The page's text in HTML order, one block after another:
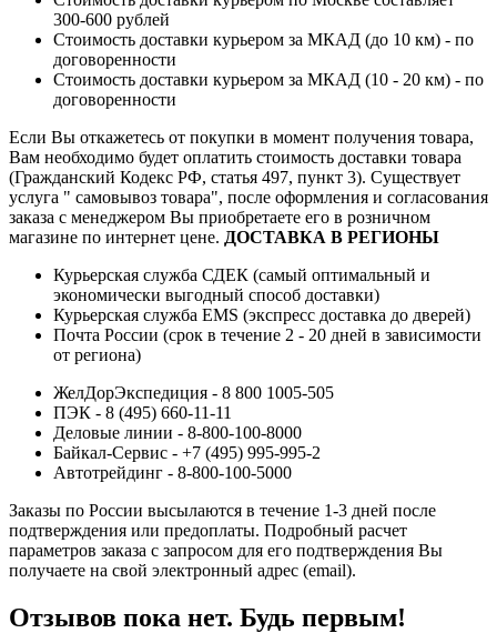
300-600 рублей
Стоимость доставки курьером за МКАД (до 10 км) - по
договоренности
Стоимость доставки курьером за МКАД (10 - 20 км) - по
договоренности
Если Вы откажетесь от покупки в момент получения товара,
Вам необходимо будет оплатить стоимость доставки товара
(Гражданский Кодекс РФ, статья 497, пункт 3). Существует
услуга " самовывоз товара", после оформления и согласования
заказа с менеджером Вы приобретаете его в розничном
магазине по интернет цене. ДОСТАВКА В РЕГИОНЫ
Курьерская служба СДЕК (самый оптимальный и
экономически выгодный способ доставки)
Курьерская служба EMS (экспресс доставка до дверей)
Почта России (срок в течение 2 - 20 дней в зависимости
от региона)
ЖелДорЭкспедиция - 8 800 1005-505
ПЭК - 8 (495) 660-11-11
Деловые линии - 8-800-100-8000
Байкал-Сервис - +7 (495) 995-995-2
Автотрейдинг - 8-800-100-5000
Заказы по России высылаются в течение 1-3 дней после
подтверждения или предоплаты. Подробный расчет
параметров заказа с запросом для его подтверждения Вы
получаете на свой электронный адрес (email).
Отзывов пока нет. Будь первым!